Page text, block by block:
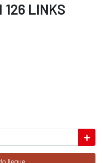
126 LINKS
llegue